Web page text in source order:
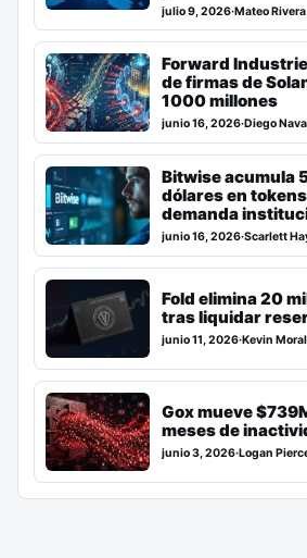
julio 9, 2026·Mateo Rivera
Forward
de firmas de
1000 millones
junio 16, 2026·Diego
Bitwise acumula
dólares en tokens
demanda
junio 16, 2026·Scarlett
Fold elimina 20
tras liquidar
junio 11, 2026·Kevin
Gox mueve
meses de
junio 3, 2026·Logan